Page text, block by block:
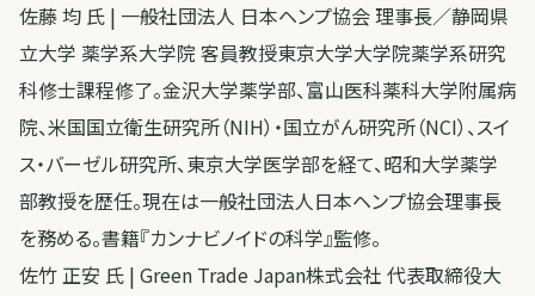
佐藤 均 氏 | 一般社団法人 日本ヘンプ協会 理事長／静岡県
立大学 薬学系大学院 客員教授東京大学大学院薬学系研究
科修士課程修了。金沢大学薬学部、富山医科薬科大学附属病
院、米国国立衛生研究所（NIH）・国立がん研究所（NCI）、スイ
ス・バーゼル研究所、東京大学医学部を経て、昭和大学薬学
部教授を歴任。現在は一般社団法人日本ヘンプ協会理事長
を務める。書籍『カンナビノイドの科学』監修。
佐竹 正安 氏 | Green Trade Japan株式会社 代表取締役大